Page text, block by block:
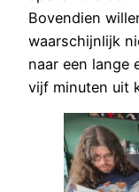
Bovendien
waarschijnlijk
naar een lange
vijf minuten uit